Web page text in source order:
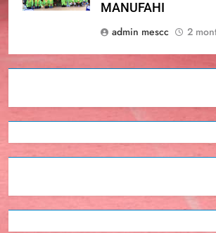
MANUFAHI
admin mescc
2